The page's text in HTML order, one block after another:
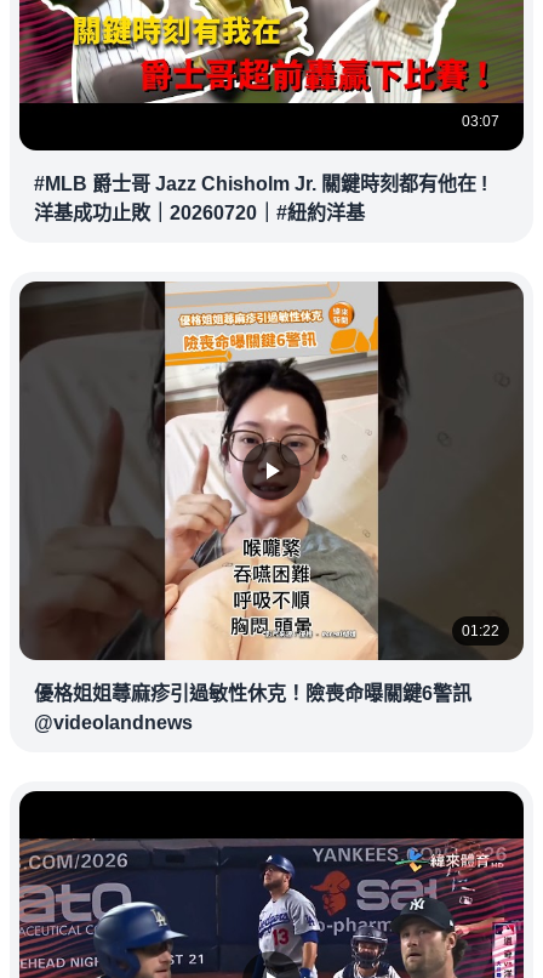
03:07
#MLB 爵士哥 Jazz Chisholm Jr. 關鍵時刻都有他在 !
洋基成功止敗｜20260720｜#紐約洋基
01:22
優格姐姐蕁麻疹引過敏性休克！險喪命曝關鍵6警訊
@videolandnews